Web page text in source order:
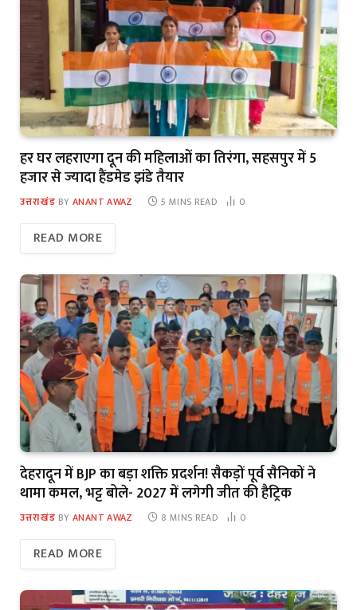
हर घर लहराएगा दून की महिलाओं का तिरंगा, सहसपुर में 5
हजार से ज्यादा हैंडमेड झंडे तैयार
उत्तराखंड BY ANANT AWAZ 5 MINS READ 0
READ MORE
देहरादून में BJP का बड़ा शक्ति प्रदर्शन! सैकड़ों पूर्व सैनिकों ने
थामा कमल, भट्ट बोले- 2027 में लगेगी जीत की हैट्रिक
उत्तराखंड BY ANANT AWAZ 8 MINS READ 0
READ MORE